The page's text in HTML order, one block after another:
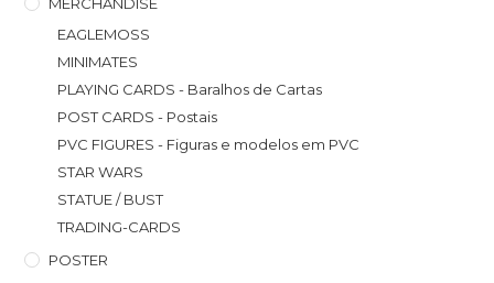
MERCHANDISE
EAGLEMOSS
MINIMATES
PLAYING CARDS - Baralhos de Cartas
POST CARDS - Postais
PVC FIGURES - Figuras e modelos em PVC
STAR WARS
STATUE / BUST
TRADING-CARDS
POSTER